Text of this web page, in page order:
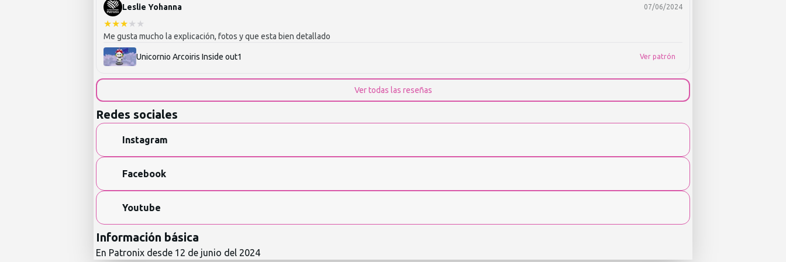
Leslie Yohanna 07/06/2024
★★★★ ★
Me gusta mucho la explicación, fotos y que esta bien detallado
Unicornio Arcoiris Inside out1 Ver patrón
Ver todas las reseñas
Redes sociales
Instagram
Facebook
Youtube
Información básica
En Patronix desde 12 de junio del 2024